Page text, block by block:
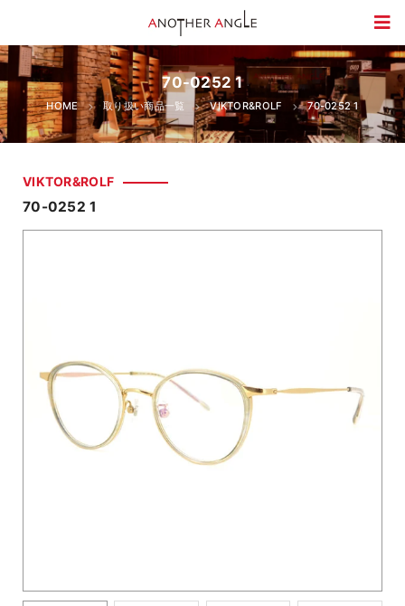
70-0252 1
HOME 取り扱い商品一覧 VIKTOR&ROLF 70-0252 1
VIKTOR&ROLF
70-0252 1